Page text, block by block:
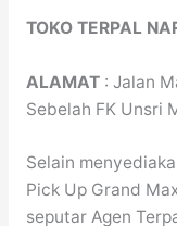
TOKO TERPAL
ALAMAT: Jalan
Sebelah FK Unsri
Selain
Pick Up Grand
seputar Agen